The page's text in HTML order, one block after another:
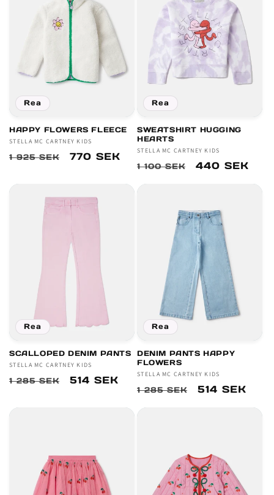
Rea
HAPPY FLOWERS FLEECE
Säljare:
STELLA MC CARTNEY KIDS
Ordinarie
1 925 SEK Försäljningspris
770 SEK
Rea
SWEATSHIRT HUGGING
HEARTS
Säljare:
STELLA MC CARTNEY KIDS
Ordinarie
1 100 SEK 440 SEK
Rea
SCALLOPED DENIM PANTS
Säljare:
STELLA MC CARTNEY KIDS
Ordinarie
1 285 SEK Försäljningspris
514 SEK
Rea
DENIM PANTS HAPPY
FLOWERS
Säljare:
STELLA MC CARTNEY KIDS
Ordinarie
1 285 SEK 514 SEK